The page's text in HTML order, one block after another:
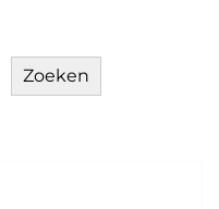
Zoeken